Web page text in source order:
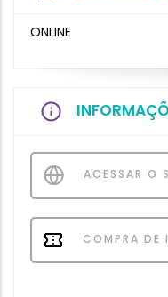
ONLINE
ACESSAR O
COMPRA DE